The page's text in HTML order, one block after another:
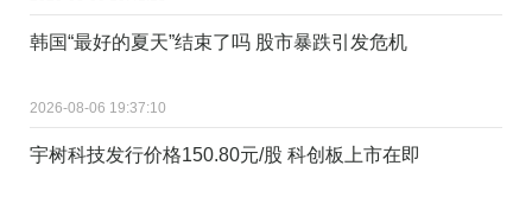
韩国“最好的夏天”结束了吗 股市暴跌引发危机
2026-08-06 19:37:10
宇树科技发行价格150.80元/股 科创板上市在即